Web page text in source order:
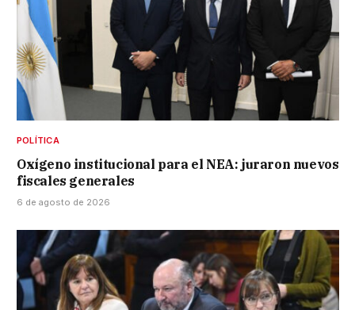
POLÍTICA
Oxígeno institucional para el NEA: juraron nuevos
fiscales generales
6 de agosto de 2026